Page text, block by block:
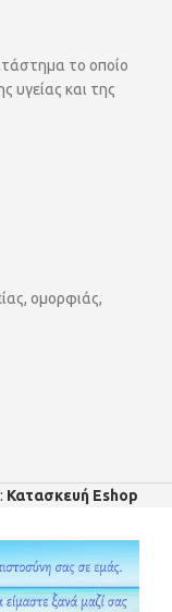
το οποίο
υγείας και της
ομορφιάς,
Κατασκευή Eshop